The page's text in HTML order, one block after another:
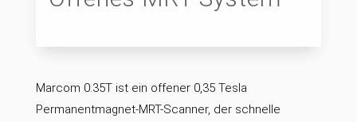
Marcom 0.35T ist ein offener 0,35 Tesla
Permanentmagnet-MRT-Scanner, der schnelle